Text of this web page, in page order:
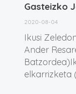
Gasteizko
2020-08-04
Ikusi
Ander
elkarrizketa